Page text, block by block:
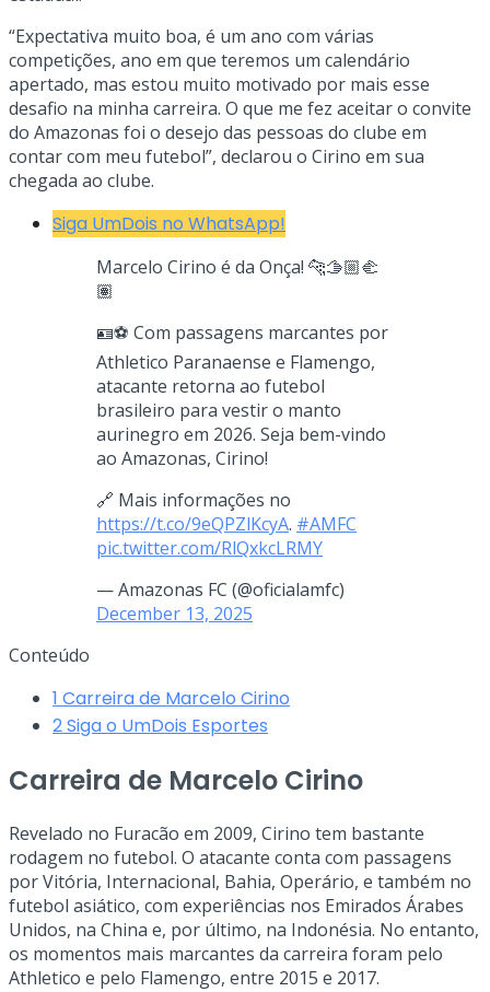
“Expectativa muito boa, é um ano com várias
competições, ano em que teremos um calendário
apertado, mas estou muito motivado por mais esse
desafio na minha carreira. O que me fez aceitar o convite
do Amazonas foi o desejo das pessoas do clube em
contar com meu futebol”, declarou o Cirino em sua
chegada ao clube.
Siga UmDois no WhatsApp!
Marcelo Cirino é da Onça! 🐆🫱🏼‍🫲
🏽
🪪⚽️ Com passagens marcantes por
Athletico Paranaense e Flamengo,
atacante retorna ao futebol
brasileiro para vestir o manto
aurinegro em 2026. Seja bem-vindo
ao Amazonas, Cirino!
🔗 Mais informações no
https://t.co/9eQPZlKcyA. #AMFC
pic.twitter.com/RlQxkcLRMY
— Amazonas FC (@oficialamfc)
December 13, 2025
Conteúdo
1 Carreira de Marcelo Cirino
2Siga o UmDois Esportes
Carreira de Marcelo Cirino
Revelado no Furacão em 2009, Cirino tem bastante
rodagem no futebol. O atacante conta com passagens
por Vitória, Internacional, Bahia, Operário, e também no
futebol asiático, com experiências nos Emirados Árabes
Unidos, na China e, por último, na Indonésia. No entanto,
os momentos mais marcantes da carreira foram pelo
Athletico e pelo Flamengo, entre 2015 e 2017.